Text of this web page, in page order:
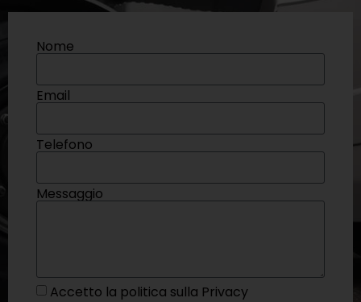
Nome
Email
Telefono
Messaggio
Accetto la politica sulla Privacy